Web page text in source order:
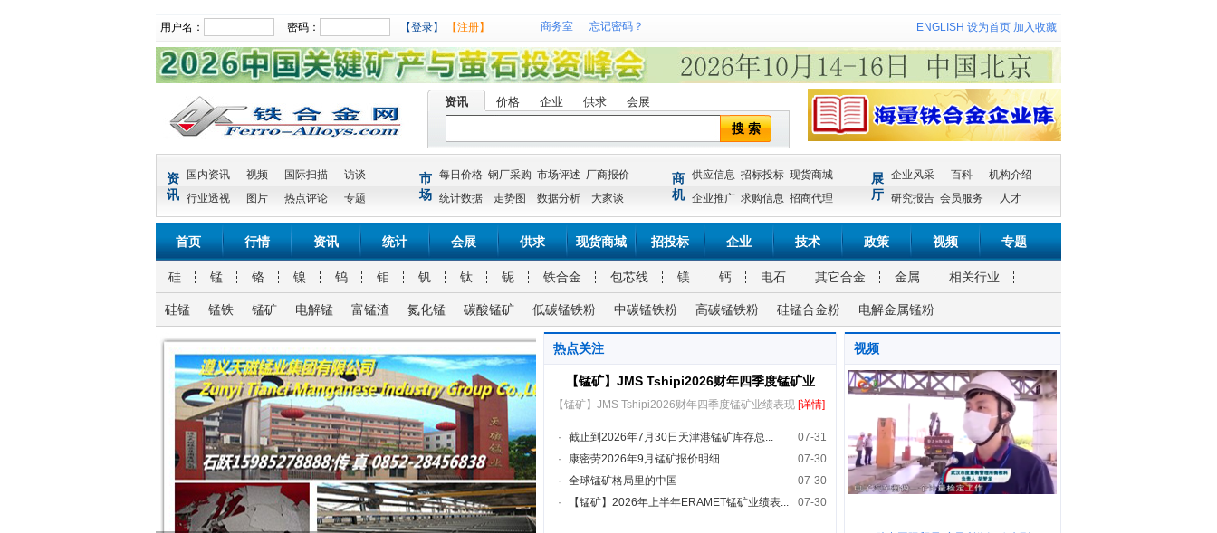
用户名： 密码： 【登录】 【注册】 商务室 忘记密码？ ENGLISH 设为首页 加入收藏
资讯 价格 企业 供求 会展
搜 索
资
讯
国内资讯 视频 国际扫描
访谈
行业透视
图片 热点评论 专题
市
场
每日价格 钢厂采购 市场评述 厂商报价
统计数据
走势图 数据分析 大家谈
商
机
供应信息 招标投标 现货商城
企业推广 求购信息 招商代理
展
厅
企业风采 百科
机构介绍
研究报告 会员服务 人才
首页 行情 资讯 统计 会展 供求 现货商城 招投标 企业 技术 政策 视频 专题
硅 锰 铬 镍 钨 钼 钒 钛 铌 铁合金 包芯线 镁 钙 电石 其它合金 金属 相关行业
硅锰 锰铁 锰矿 电解锰 富锰渣 氮化锰 碳酸锰矿 低碳锰铁粉 中碳锰铁粉 高碳锰铁粉 硅锰合金粉 电解金属锰粉
热点关注
【锰矿】JMS Tshipi2026财年四季度锰矿业
【锰矿】JMS Tshipi2026财年四季度锰矿业绩表现 [详情]
· 截止到2026年7月30日天津港锰矿库存总...
07-31
·
康密劳2026年9月锰矿报价明细
07-30
·
全球锰矿格局里的中国
07-30
·
【锰矿】2026年上半年ERAMET锰矿业绩表... 07-30
视频